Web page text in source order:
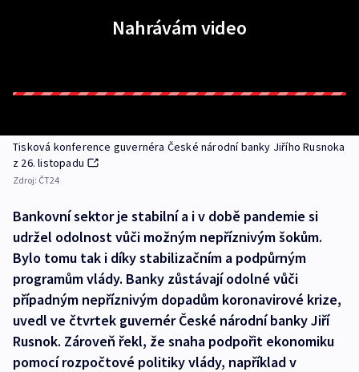
Nahrávám video
Tisková konference guvernéra České národní banky Jiřího Rusnoka
z 26. listopadu
Zdroj: ČT24
Bankovní sektor je stabilní a i v době pandemie si
udržel odolnost vůči možným nepříznivým šokům.
Bylo tomu tak i díky stabilizačním a podpůrným
programům vlády. Banky zůstávají odolné vůči
případným nepříznivým dopadům koronavirové krize,
uvedl ve čtvrtek guvernér České národní banky Jiří
Rusnok. Zároveň řekl, že snaha podpořit ekonomiku
pomocí rozpočtové politiky vlády, například v